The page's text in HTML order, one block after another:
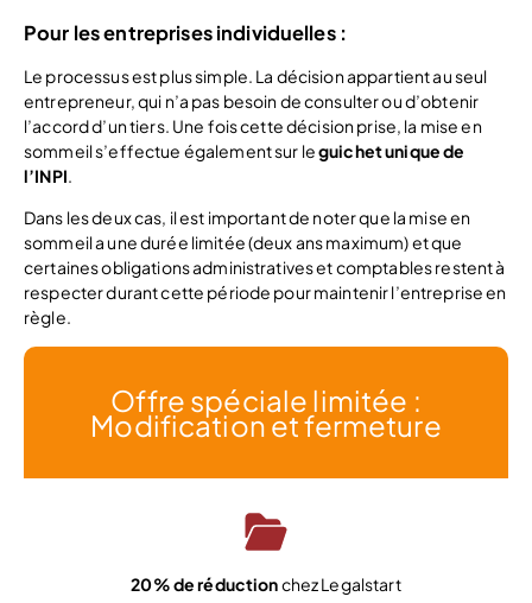
Pour les entreprises individuelles :
Le processus est plus simple. La décision appartient au seul
entrepreneur, qui n’a pas besoin de consulter ou d’obtenir
l’accord d’un tiers. Une fois cette décision prise, la mise en
sommeil s’effectue également sur leguichet unique de
l’INPI.
Dans les deux cas, il est important de noter que la mise en
sommeil a une durée limitée (deux ans maximum) et que
certaines obligations administratives et comptables restent à
respecter durant cette période pour maintenir l’entreprise en
règle.
Offre spéciale limitée :
Modification et fermeture
20% de réductionchez Legalstart